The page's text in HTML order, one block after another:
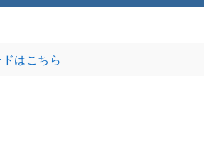
はこちら